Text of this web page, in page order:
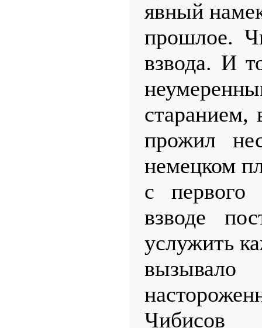
явный
прошлое.
взвода. И
старанием,
прожил
немецком
с первого
взводе
услужить
Чибисов